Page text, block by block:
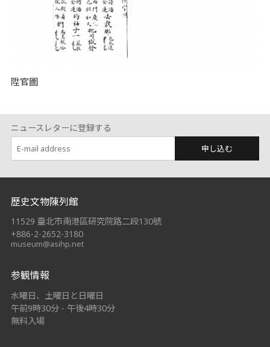
陞官圖
ニュースレターに登録する
申し込む
:::
歷史文物陳列館
11529 臺北市南港區研究院路二段130號
+886-2-2652-3180
museum@asihp.net
参観情報
水曜日、土曜日と日曜日
午前9時30分 - 午後4時30分
無料入場